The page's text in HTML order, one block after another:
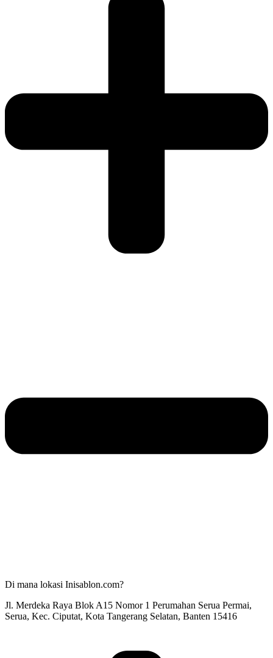
Di mana lokasi Inisablon.com?
Jl. Merdeka Raya Blok A15 Nomor 1 Perumahan Serua Permai,
Serua, Kec. Ciputat, Kota Tangerang Selatan, Banten 15416